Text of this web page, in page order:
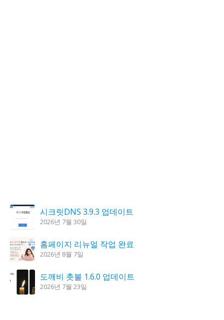
시크릿DNS 3.9.3 업데이트
2026년 7월 30일
홈페이지 리뉴얼 작업 완료
2026년 8월 7일
도깨비 촛불 1.6.0 업데이트
2026년 7월 23일